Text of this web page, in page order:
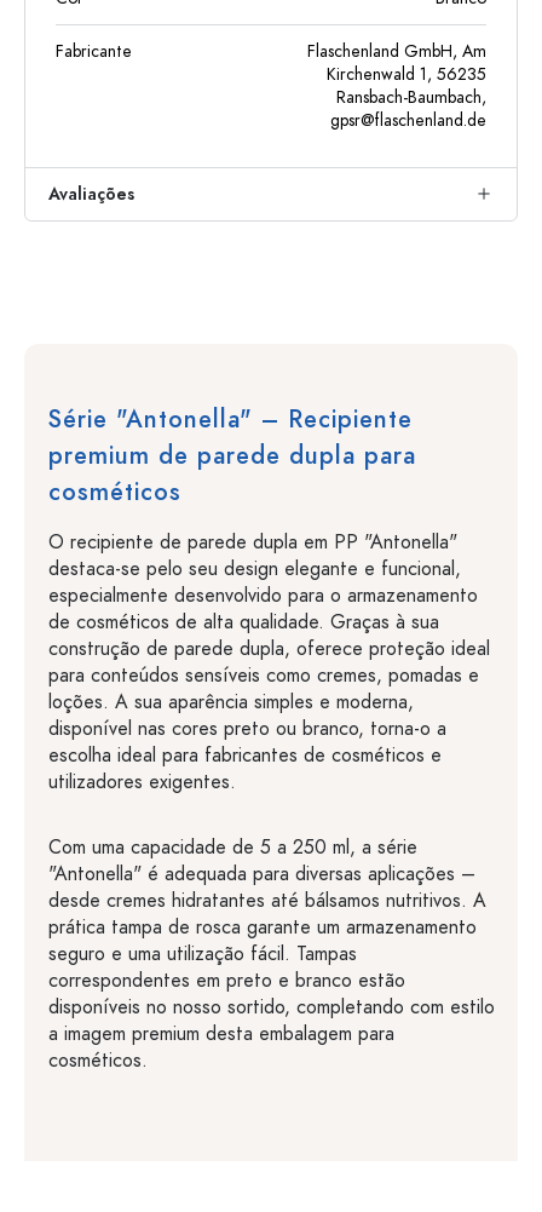
Fabricante
Flaschenland GmbH, Am
Kirchenwald 1, 56235
Ransbach-Baumbach,
gpsr@flaschenland.de
Avaliações
Série "Antonella" – Recipiente
premium de parede dupla para
cosméticos
O recipiente de parede dupla em PP "Antonella"
destaca-se pelo seu design elegante e funcional,
especialmente desenvolvido para o armazenamento
de cosméticos de alta qualidade. Graças à sua
construção de parede dupla, oferece proteção ideal
para conteúdos sensíveis como cremes, pomadas e
loções. A sua aparência simples e moderna,
disponível nas cores preto ou branco, torna-o a
escolha ideal para fabricantes de cosméticos e
utilizadores exigentes.
Com uma capacidade de 5 a 250 ml, a série
"Antonella" é adequada para diversas aplicações –
desde cremes hidratantes até bálsamos nutritivos. A
prática tampa de rosca garante um armazenamento
seguro e uma utilização fácil. Tampas
correspondentes em preto e branco estão
disponíveis no nosso sortido, completando com estilo
a imagem premium desta embalagem para
cosméticos.